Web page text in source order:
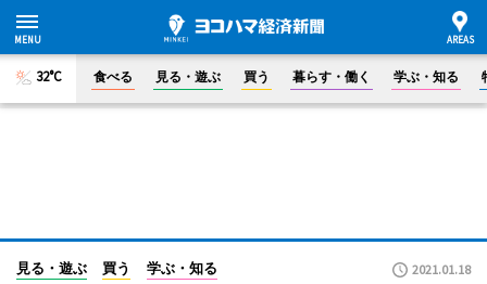
32°C 食べる 見る・遊ぶ 買う 暮らす・働く 学ぶ・知る
見る・遊ぶ 買う 学ぶ・知る 2021.01.18